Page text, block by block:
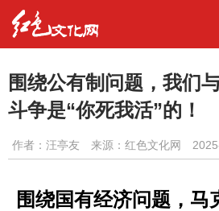
围绕公有制问题，我们
斗争是“你死我活”的！
作者： 汪亭友 来源：红色文化网
围绕国有经济问题，马